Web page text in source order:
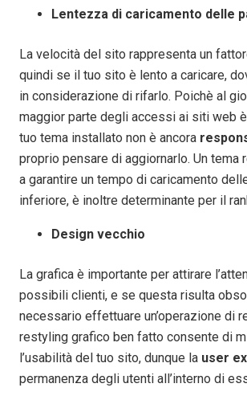
Lentezza di caricamento delle
La velocità del sito rappresenta un
quindi se il tuo sito è lento a caricare,
in considerazione di rifarlo. Poichè al
maggior parte degli accessi ai siti web
tuo tema installato non è ancora
proprio pensare di aggiornarlo. Un tema
a garantire un tempo di caricamento
inferiore, è inoltre determinante per il
Design vecchio
La grafica è importante per attirare
possibili clienti, e se questa risulta
necessario effettuare un’operazione di
restyling grafico ben fatto consente di
l’usabilità del tuo sito, dunque la user
permanenza degli utenti all’interno di